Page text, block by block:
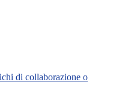
di collaborazione o